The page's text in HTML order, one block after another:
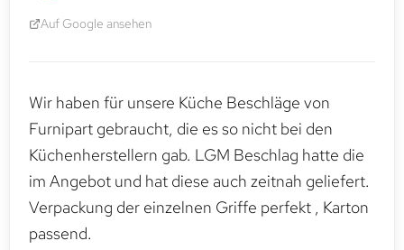
Auf Google ansehen
Wir haben für unsere Küche Beschläge von
Furnipart gebraucht, die es so nicht bei den
Küchenherstellern gab. LGM Beschlag hatte die
im Angebot und hat diese auch zeitnah geliefert.
Verpackung der einzelnen Griffe perfekt , Karton
passend.